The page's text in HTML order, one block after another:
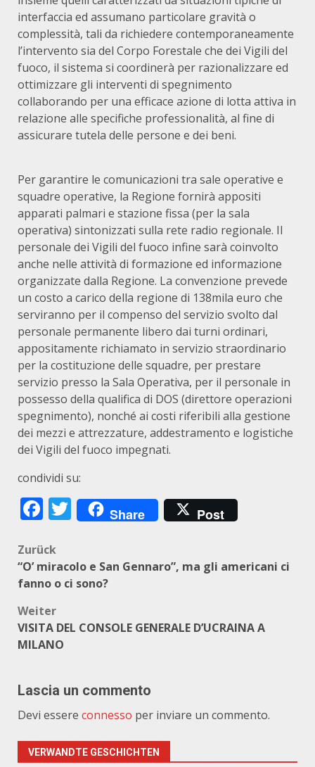
interfaccia ed assumano particolare gravità o
complessità, tali da richiedere contemporaneamente
l’intervento sia del Corpo Forestale che dei Vigili del
fuoco, il sistema si coordinerà per razionalizzare ed
ottimizzare gli interventi di spegnimento
collaborando per una efficace azione di lotta attiva in
relazione alle specifiche professionalità, al fine di
assicurare tutela delle persone e dei beni.
Per garantire le comunicazioni tra sale operative e
squadre operative, la Regione fornirà appositi
apparati palmari e stazione fissa (per la sala
operativa) sintonizzati sulla rete radio regionale. Il
personale dei Vigili del fuoco infine sarà coinvolto
anche nelle attività di formazione ed informazione
organizzate dalla Regione. La convenzione prevede
un costo a carico della regione di 138mila euro che
serviranno per il compenso del servizio svolto dal
personale permanente libero dai turni ordinari,
appositamente richiamato in servizio straordinario
per la costituzione delle squadre, per prestare
servizio presso la Sala Operativa, per il personale in
possesso della qualifica di DOS (direttore operazioni
spegnimento), nonché ai costi riferibili alla gestione
dei mezzi e attrezzature, addestramento e logistiche
dei Vigili del fuoco impegnati.
condividi su:
Facebook
Twitter
Share Post
Beitragsnavigation
Zurück
“O’ miracolo e San Gennaro”, ma gli americani ci
fanno o ci sono?
Weiter
VISITA DEL CONSOLE GENERALE D’UCRAINA A
MILANO
Lascia un commento
Devi essere connesso per inviare un commento.
VERWANDTE GESCHICHTEN